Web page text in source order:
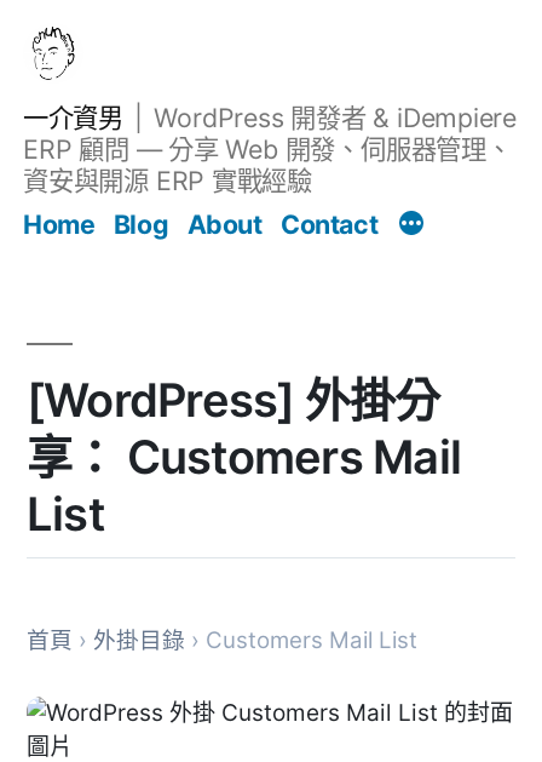
一介資男
WordPress 開發者 & iDempiere
ERP 顧問 — 分享 Web 開發、伺服器管理、
資安與開源 ERP 實戰經驗
Home
Blog About Contact
[WordPress] 外掛分
享： Customers Mail
List
首頁 › 外掛目錄 › Customers Mail List
文章